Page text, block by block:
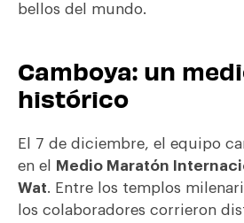
bellos del mundo.
Camboya: un
histórico
El 7 de diciembre, el equipo
en el
Medio Maratón
Wat. Entre los templos
los colaboradores corrieron